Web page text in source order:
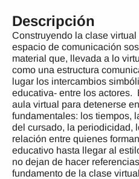
Descripción
Construyendo la clase
espacio de comunicación
material que, llevada a lo
como una estructura
lugar los intercambios
educativa- entre los actores.
aula virtual para detenerse
fundamentales: los tiempos,
del cursado, la periodicidad,
relación entre quienes
educativo hasta llegar al
no dejan de hacer
fundamento de la clase